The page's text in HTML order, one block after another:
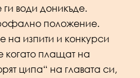
води доникъде.
положение.
на изпити и конкурси
когато плащат на
ципа“ на главата си,